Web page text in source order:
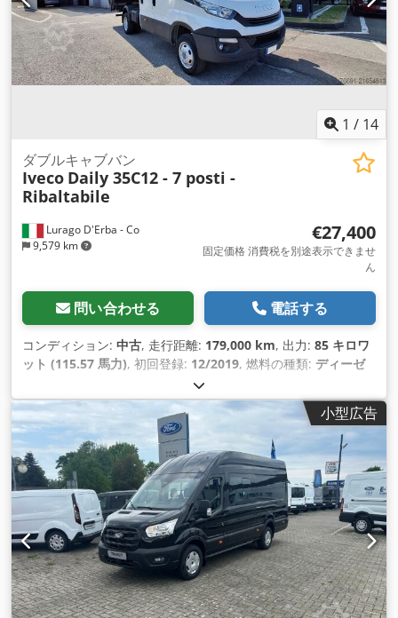
1 / 14
Lurago D'Erba - Co
9,579 km
ダブルキャブバン
Iveco Daily 35C12 - 7 posti -
Ribaltabile
€27,400
固定価格 消費税を別途表示できませ
ん
問い合わせる 電話する
コンディション: 中古, 走行距離: 179,000 km, 出力: 85 キロワ
ット (115.57 馬力), 初回登録: 12/2019, 燃料の種類: ディーゼ
800 kg（キログラム）
kg（キログラム）, アクスル構成:4x2, 色:白色, 変速方式:機械
式, 排出クラス: ユーロ6 , 座席数: 3,150 mm, 荷室幅:
2,100 mm, 製造年: 2019,
小型広告